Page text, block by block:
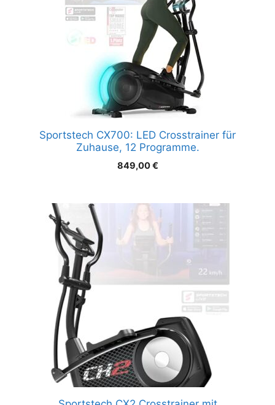
Sportstech CX700: LED Crosstrainer für
Zuhause, 12 Programme.
849,00€